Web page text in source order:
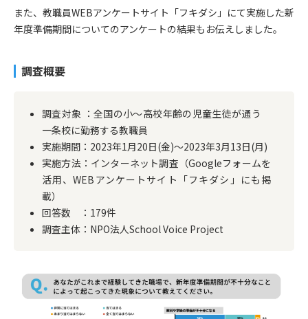
また、教職員WEBアンケートサイト「フキダシ」にて実施した新
年度準備期間についてのアンケートの結果もお伝えしました。
調査概要
調査対象 ：全国の小〜高校年齢の児童生徒が通う
一条校に勤務する教職員
実施期間：2023年1月20日(金)〜2023年3月13日(月)
実施方法：インターネット調査（Googleフォームを
活用、WEBアンケートサイト「フキダシ」にも掲
載）
回答数 ：179件
調査主体：NPO法人School Voice Project